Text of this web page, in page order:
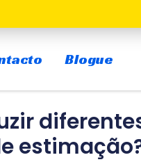
Blogue